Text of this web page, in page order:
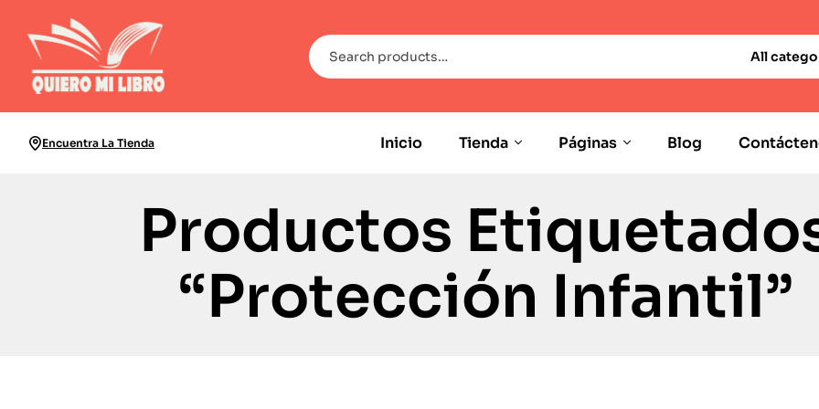
All
Encuentra La Tienda Inicio Tienda Páginas Blog
Productos
“Protección Infantil”